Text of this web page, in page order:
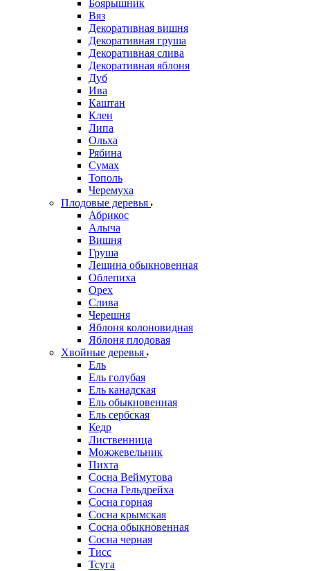
Боярышник
Вяз
Декоративная вишня
Декоративная груша
Декоративная слива
Декоративная яблоня
Дуб
Ива
Каштан
Клен
Липа
Ольха
Рябина
Сумах
Тополь
Черемуха
Плодовые деревья
Абрикос
Алыча
Вишня
Груша
Лещина обыкновенная
Облепиха
Орех
Слива
Черешня
Яблоня колоновидная
Яблоня плодовая
Хвойные деревья
Ель
Ель голубая
Ель канадская
Ель обыкновенная
Ель сербская
Кедр
Лиственница
Можжевельник
Пихта
Сосна Веймутова
Сосна Гельдрейха
Сосна горная
Сосна крымская
Сосна обыкновенная
Сосна черная
Тисс
Тсуга